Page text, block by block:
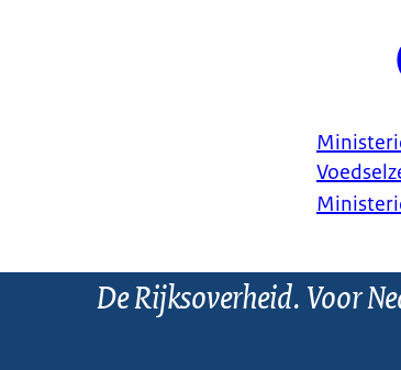
De Rijksoverheid. Voor